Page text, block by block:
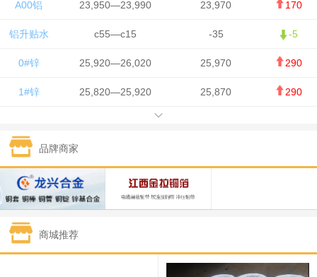
A00铝 23,950—23,990 23,970 170
铝升贴水 c55—c15 -35 -5
0#锌 25,920—26,020 25,970 290
1#锌 25,820—25,920 25,870 290
1#锡 434,000—436,000
1#镍 129,550—130,750
1#白银 15,100—15,110 15,105 -70
钯金
331,000 -10,000
品牌商家
商城推荐